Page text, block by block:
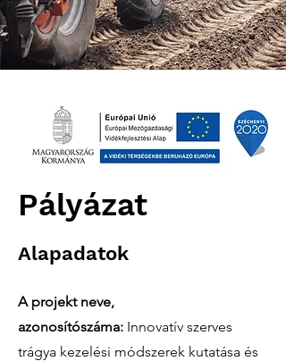
Pályázat
Alapadatok
A projekt neve,
azonosítószáma: Innovatív szerves
trágya kezelési módszerek kutatása és